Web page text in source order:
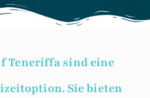
Teneriffa sind eine
Sie bieten